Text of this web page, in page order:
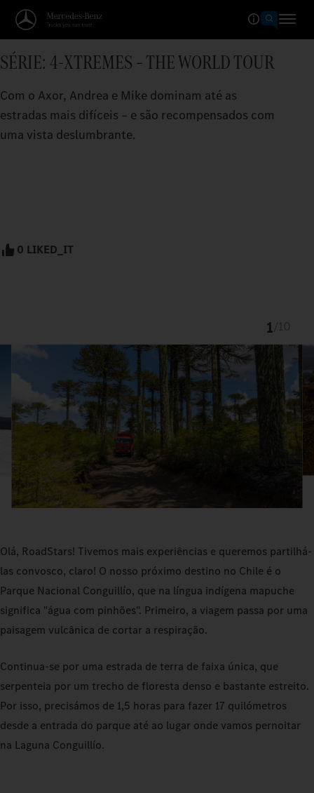
SÉRIE: 4-XTREMES – THE WORLD TOUR
Com o Axor, Andrea e Mike dominam até as
estradas mais difíceis – e são recompensados com
uma vista deslumbrante.
0 LIKED_IT
1
Olá, RoadStars! Tivemos mais experiências e queremos partilhá-
las convosco, claro! O nosso próximo destino no Chile é o
Parque Nacional Conguillío, que na língua indígena mapuche
significa "água com pinhões". Primeiro, a viagem passa por uma
paisagem vulcânica de cortar a respiração.
Continua-se por uma estrada de terra de faixa única, que
serpenteia por um trecho de floresta denso e bastante estreito.
Por isso, precisámos de 1,5 horas para fazer 17 quilómetros
desde a entrada do parque até ao lugar onde vamos pernoitar
na Laguna Conguillío.